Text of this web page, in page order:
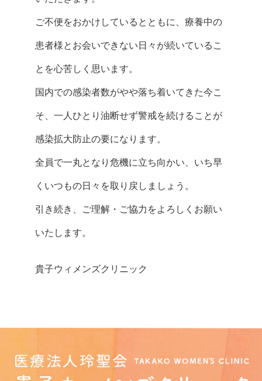
ご不便をおかけしているとともに、療養中の
患者様とお会いできない日々が続いているこ
とを心苦しく思います。
国内での感染者数がやや落ち着いてきた今こ
そ、一人ひとり油断せず警戒を続けることが
感染拡大防止の要になります。
全員で一丸となり危機に立ち向かい、いち早
くいつもの日々を取り戻しましょう。
引き続き、ご理解・ご協力をよろしくお願い
いたします。
貴子ウィメンズクリニック